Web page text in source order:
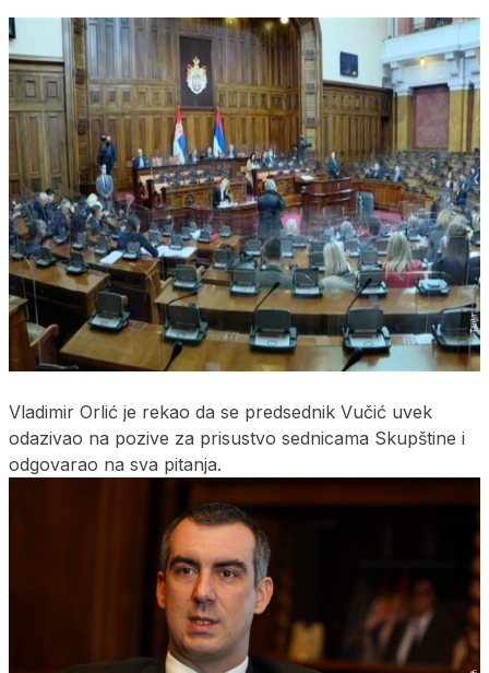
Vladimir Orlić je rekao da se predsednik Vučić uvek
odazivao na pozive za prisustvo sednicama Skupštine i
odgovarao na sva pitanja.